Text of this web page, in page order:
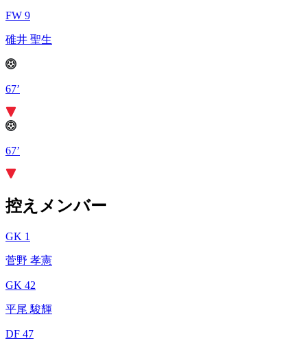
FW 9
碓井 聖生
67’
67’
控えメンバー
GK 1
菅野 孝憲
GK 42
平尾 駿輝
DF 47